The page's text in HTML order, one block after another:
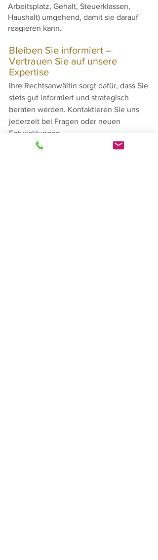
Arbeitsplatz, Gehalt, Steuerklassen,
Haushalt) umgehend, damit sie darauf
reagieren kann.
Bleiben Sie informiert –
Vertrauen Sie auf unsere
Expertise
Ihre Rechtsanwältin sorgt dafür, dass Sie
stets gut informiert und strategisch
beraten werden. Kontaktieren Sie uns
jederzeit bei Fragen oder neuen
Entwicklungen.